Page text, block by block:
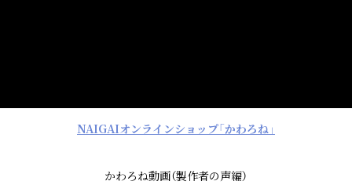
NAIGAIオンラインショップ「かわろね」
かわろね動画（製作者の声編）